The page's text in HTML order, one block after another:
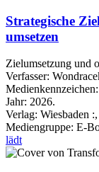
Strategische
umsetzen
Zielumsetzung und
Verfasser:
Medienkennzeichen:
Jahr: 2026.
Verlag: Wiesbaden
Mediengruppe: E-
lädt